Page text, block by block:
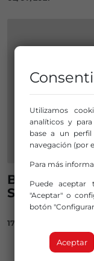
Bizkaia saca
Socorrismo
17/05/2021
Utilizamos
analíticos y
base a un
navegación (por
Para más
Puede aceptar
"Aceptar" o
botón
Aceptar